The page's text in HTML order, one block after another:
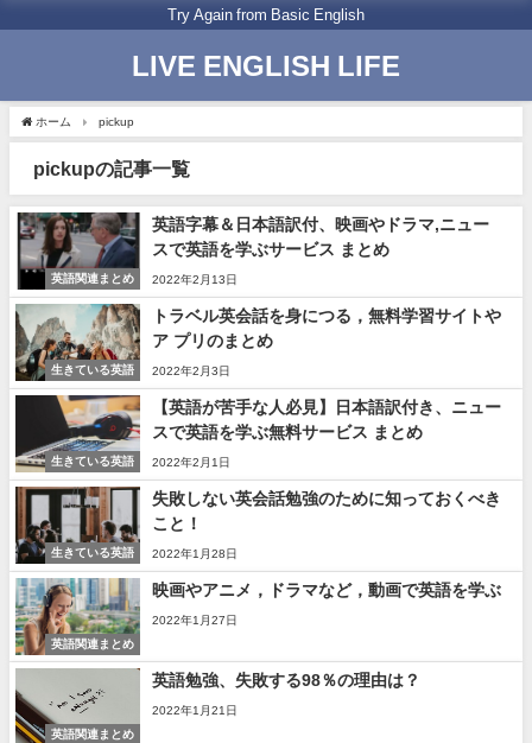
Try Again from Basic English
LIVE ENGLISH LIFE
ホーム pickup
pickupの記事一覧
英語関連まとめ
英語字幕＆日本語訳付、映画やドラマ,ニュー
スで英語を学ぶサービス まとめ
2022年2月13日
生きている英語
トラベル英会話を身につる，無料学習サイトや
ア プリのまとめ
2022年2月3日
生きている英語
【英語が苦手な人必見】日本語訳付き、ニュー
スで英語を学ぶ無料サービス まとめ
2022年2月1日
生きている英語
失敗しない英会話勉強のために知っておくべき
こと！
2022年1月28日
英語関連まとめ
映画やアニメ，ドラマなど，動画で英語を学ぶ
2022年1月27日
英語関連まとめ
英語勉強、失敗する98％の理由は？
2022年1月21日